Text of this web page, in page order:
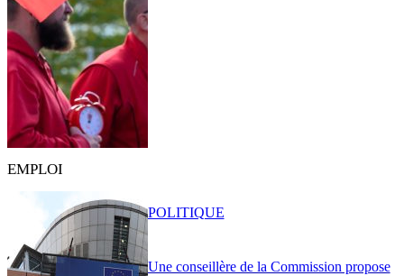
EMPLOI
Une conseillère de la Commission propose
POLITIQUE